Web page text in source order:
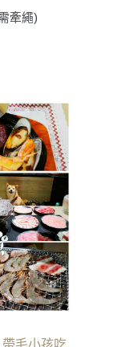
牽繩)
帶毛小孩吃